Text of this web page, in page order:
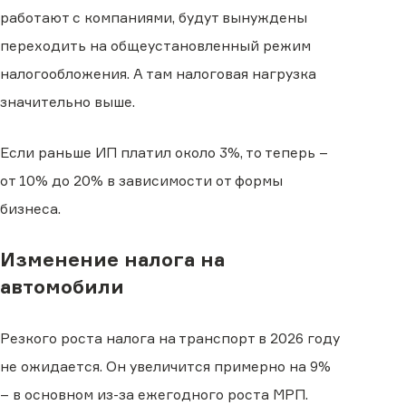
работают с компаниями, будут вынуждены
переходить на общеустановленный режим
налогообложения. А там налоговая нагрузка
значительно выше.
Если раньше ИП платил около 3%, то теперь –
от 10% до 20% в зависимости от формы
бизнеса.
Изменение налога на
автомобили
Резкого роста налога на транспорт в 2026 году
не ожидается. Он увеличится примерно на 9%
– в основном из-за ежегодного роста МРП.